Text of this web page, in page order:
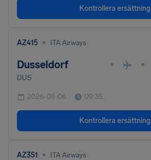
Kontrollera ersättning
AZ415 • ITA Airways
Dusseldorf • •
DUS
2026-08-06 09:35
Kontrollera ersättning
AZ351 • ITA Airways